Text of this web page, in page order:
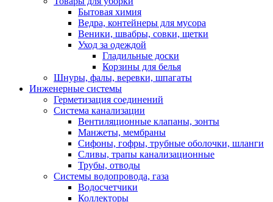
Бытовая химия
Ведра, контейнеры для мусора
Веники, швабры, совки, щетки
Уход за одеждой
Гладильные доски
Корзины для белья
Шнуры, фалы, веревки, шпагаты
Инженерные системы
Герметизация соединений
Система канализации
Вентиляционные клапаны, зонты
Манжеты, мембраны
Сифоны, гофры, трубные оболочки, шланги
Сливы, трапы канализационные
Трубы, отводы
Системы водопровода, газа
Водосчетчики
Коллекторы